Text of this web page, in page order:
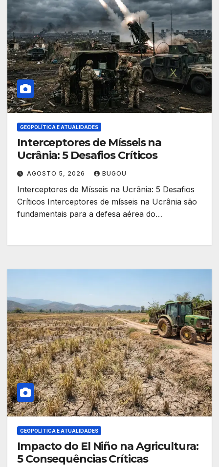
GEOPOLÍTICA E ATUALIDADES
Interceptores de Mísseis na
Ucrânia: 5 Desafios Críticos
AGOSTO 5, 2026 BUGOU
Interceptores de Mísseis na Ucrânia: 5 Desafios
Críticos Interceptores de mísseis na Ucrânia são
fundamentais para a defesa aérea do…
GEOPOLÍTICA E ATUALIDADES
Impacto do El Niño na Agricultura:
5 Consequências Críticas